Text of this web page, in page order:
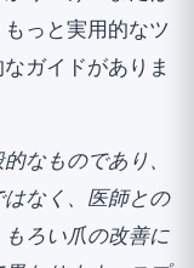
っと実用的なツ
ガイドがありま
なものであり、
なく、医師との
ろい爪の改善に